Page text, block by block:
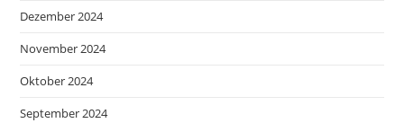
Dezember 2024
November 2024
Oktober 2024
September 2024